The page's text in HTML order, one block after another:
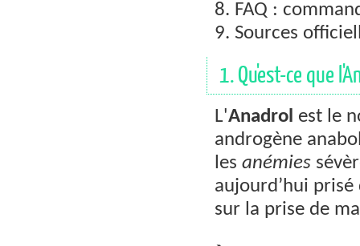
8. FAQ :
9. Sources
1. Qu'est-ce que
L'Anadrol est le
androgène
les anémies
aujourd’hui
sur la prise de